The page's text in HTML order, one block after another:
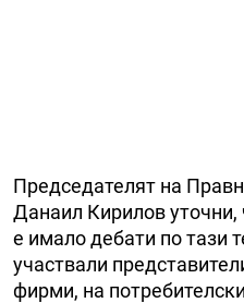
Председателят на
Данаил Кирилов уточни,
е имало дебати по тази
участвали
фирми, на